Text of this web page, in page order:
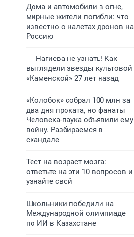
Дома и автомобили в огне,
мирные жители погибли: что
известно о налетах дронов на
Россию
Нагиева не узнать! Как
выглядели звезды культовой
«Каменской» 27 лет назад
«Колобок» собрал 100 млн за
два дня проката, но фанаты
Человека-паука объявили ему
войну. Разбираемся в
скандале
Тест на возраст мозга:
ответьте на эти 10 вопросов и
узнайте свой
Школьники победили на
Международной олимпиаде
по ИИ в Казахстане